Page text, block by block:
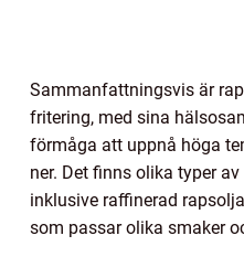
Sammanfattningsvis är
fritering, med sina
förmåga att uppnå höga
ner. Det finns olika typer
inklusive raffinerad
som passar olika smaker